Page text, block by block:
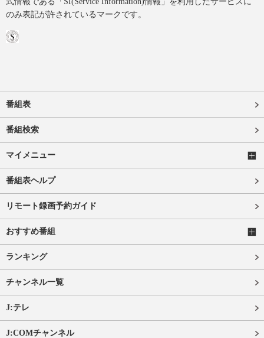
のみ表記が許されているマークです。
番組表
番組検索
マイメニュー
番組表ヘルプ
リモート録画予約ガイド
おすすめ番組
ランキング
チャンネル一覧
J:テレ
J:COMチャンネル